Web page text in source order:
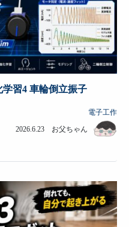
習4 車輪倒立振子
電子工作
2026.6.23 お父ちゃん